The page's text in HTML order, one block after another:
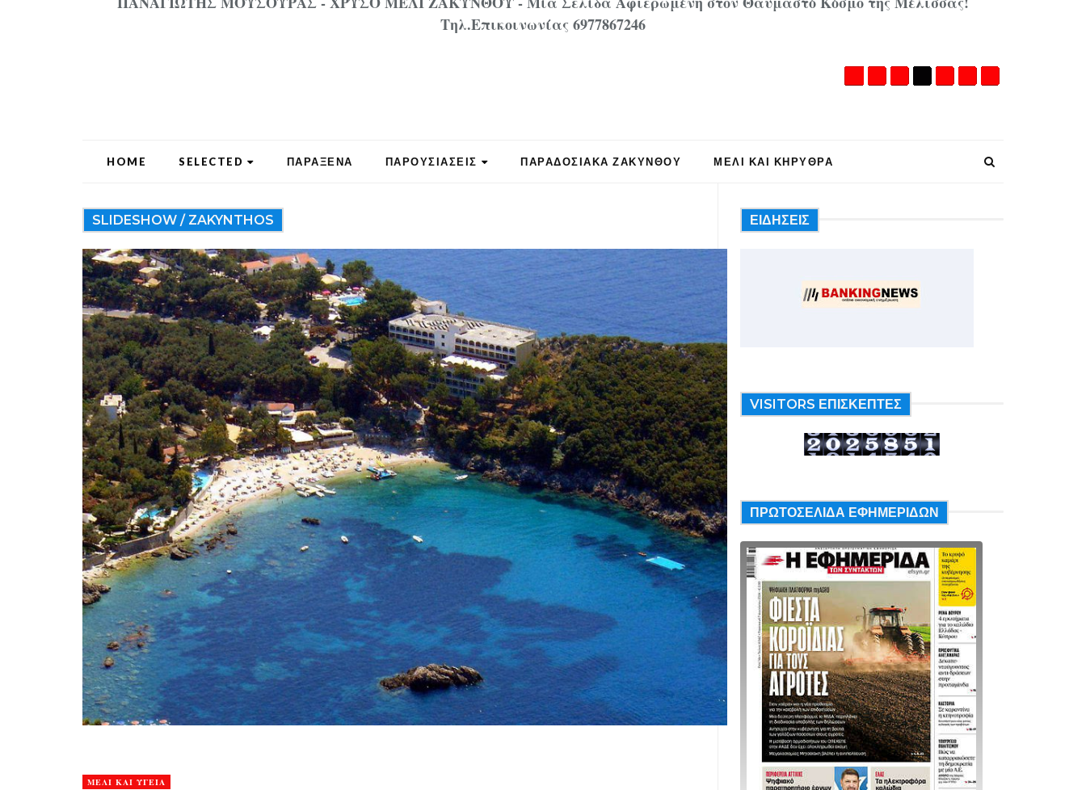
Τηλ.Επικοινωνίας 6977867246
HOME SELECTED ΠΑΡΑΞΕΝΑ ΠΑΡΟΥΣΙΑΣΕΙΣ ΠΑΡΑΔΟΣΙΑΚΑ ΖΑΚΥΝΘΟΥ ΜΕΛΙ ΚΑΙ ΚΗΡΥΘΡΑ
SLIDESHOW / ZAKYNTHOS
ΜΕΛΙ ΚΑΙ ΥΓΕΙΑ
ΕΙΔΗΣΕΙΣ
VISITORS ΕΠΙΣΚΕΠΤΕΣ
ΠΡΩΤΟΣΕΛΙΔΑ ΕΦΗΜΕΡΙΔΩΝ